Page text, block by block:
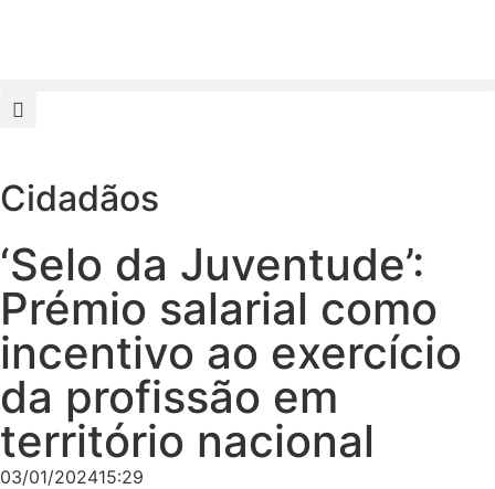
Cidadãos
‘Selo da Juventude’:
Prémio salarial como
incentivo ao exercício
da profissão em
território nacional
03/01/202415:29